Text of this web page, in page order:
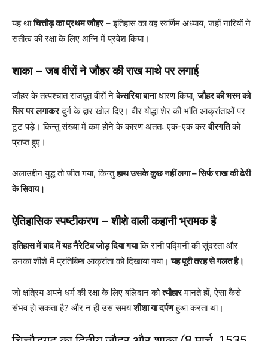
यह थाचित्तौड़ का प्रथम जौहर– इतिहास का वह स्वर्णिम अध्याय, जहाँ नारियों ने
सतीत्व की रक्षा के लिए अग्नि में प्रवेश किया।
शाका – जब वीरों ने जौहर की राख माथे पर लगाई
जौहर के तत्पश्चात राजपूत वीरों नेकेसरिया बानाधारण किया,जौहर की भस्म को
सिर पर लगाकरदुर्ग के द्वार खोल दिए। वीर योद्धा शेर की भांति आक्रांताओं पर
टूट पड़े। किन्तु संख्या में कम होने के कारण अंततः एक-एक करवीरगतिको
प्राप्त हुए।
अलाउद्दीन युद्ध तो जीत गया, किन्तुहाथ उसके कुछ नहीं लगा – सिर्फ राख की ढेरी
के सिवाय।
ऐतिहासिक स्पष्टीकरण – शीशे वाली कहानी भ्रामक है
इतिहास में बाद में यह नैरेटिव जोड़ दिया गयाकि रानी पद्मिनी की सुंदरता और
उनका शीशे में प्रतिबिम्ब आक्रांता को दिखाया गया।यह पूरी तरह से गलत है।
जो क्षत्रिय अपने धर्म की रक्षा के लिए बलिदान कोत्यौहारमानते हों, ऐसा कैसे
संभव हो सकता है? और न ही उस समयशीशा या दर्पणहुआ करता था।